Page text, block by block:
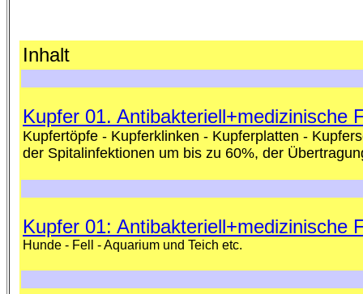
Inhalt
Kupfer 01. Antibakteriell+medizinische
Kupfertöpfe - Kupferklinken - Kupferplatten -
der Spitalinfektionen um bis zu 60%, der
Kupfer 01: Antibakteriell+medizinische
Hunde - Fell - Aquarium und Teich etc.